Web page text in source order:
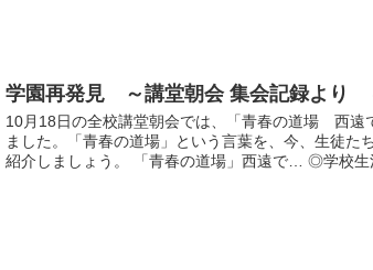
学園再発見 ～講堂朝会 集会記録より
10月18日の全校講堂朝会では、「青春の道場 西遠
ました。「青春の道場」という言葉を、今、生徒た
紹介しましょう。 「青春の道場」西遠で… ◎学校生